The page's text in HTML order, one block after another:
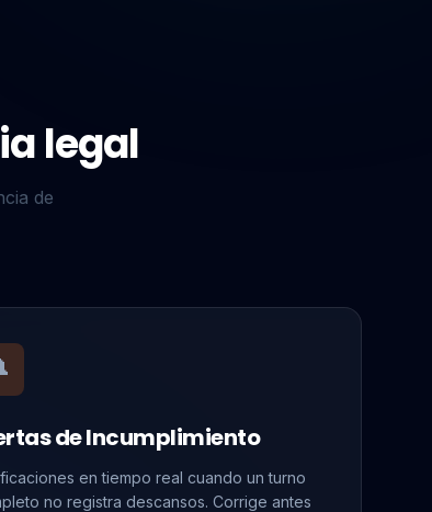
legal
de
de Incumplimiento
en tiempo real cuando un turno
no registra descansos. Corrige antes